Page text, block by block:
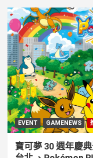
EVENT GAMENEWS
寶可夢 30 週年慶